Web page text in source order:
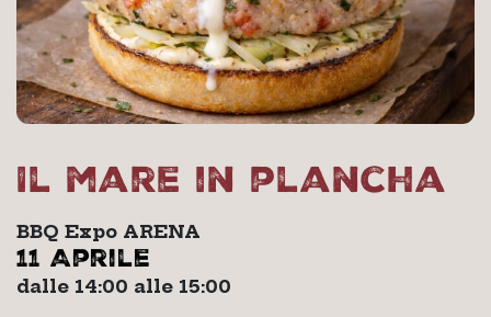
Il mare in plancha
BBQ Expo ARENA
11 Aprile
dalle 14:00 alle 15:00